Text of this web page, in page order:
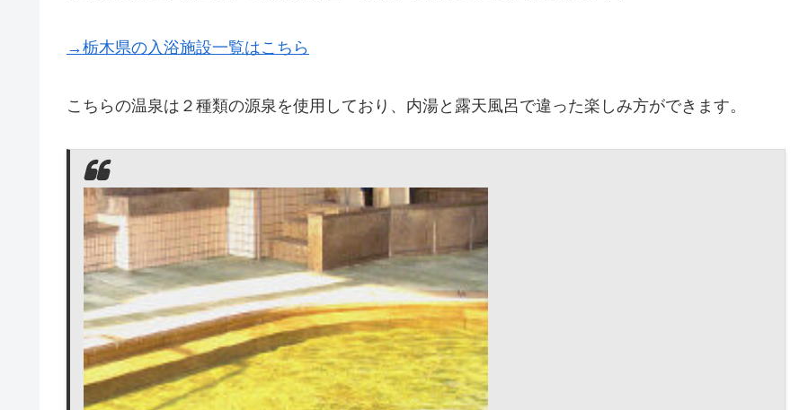
→栃木県の入浴施設一覧はこちら
こちらの温泉は２種類の源泉を使用しており、内湯と露天風呂で違った楽しみ方ができます。